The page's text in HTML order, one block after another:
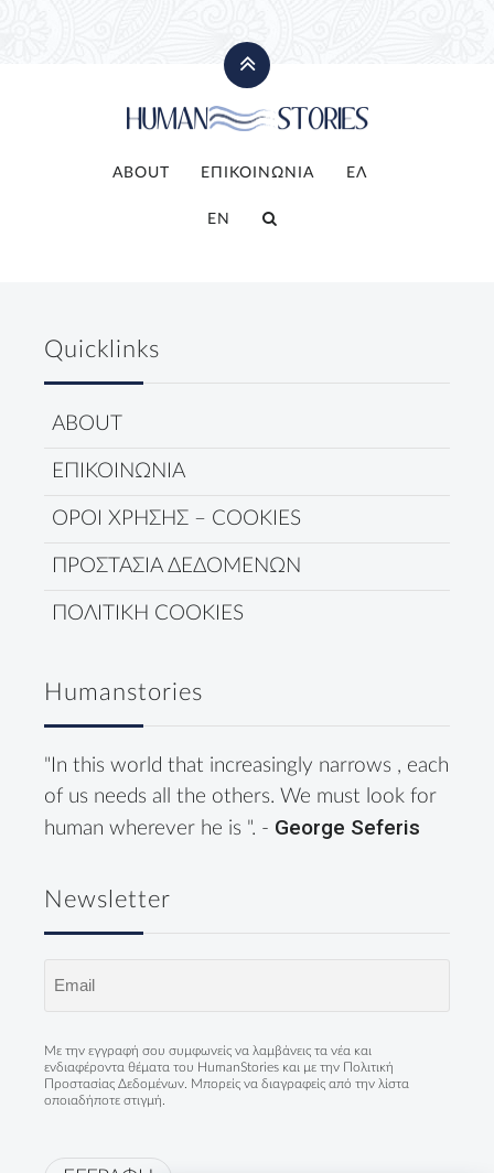
ABOUT ΕΠΙΚΟΙΝΩΝΙΑ ΕΛ
EN
Quicklinks
ABOUT
ΕΠΙΚΟΙΝΩΝΙΑ
ΟΡΟΙ ΧΡΗΣΗΣ – COOKIES
ΠΡΟΣΤΑΣΙΑ ΔΕΔΟΜΕΝΩΝ
ΠΟΛΙΤΙΚΗ COOKIES
Humanstories
"In this world that increasingly narrows , each
of us needs all the others. We must look for
human wherever he is ". - George Seferis
Newsletter
Με την εγγραφή σου συμφωνείς να λαμβάνεις τα νέα και
ενδιαφέροντα θέματα του HumanStories και με την Πολιτική
Προστασίας Δεδομένων . Μπορείς να διαγραφείς από την λίστα
οποιαδήποτε στιγμή.